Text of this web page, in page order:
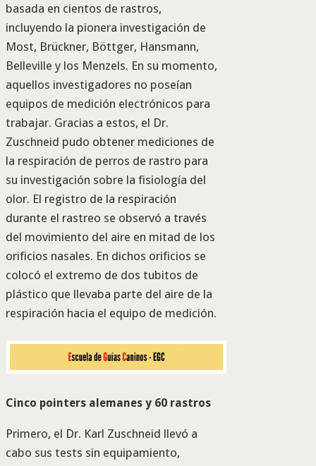
basada en cientos de rastros,
incluyendo la pionera investigación de
Most, Brückner, Böttger, Hansmann,
Belleville y los Menzels. En su momento,
aquellos investigadores no poseían
equipos de medición electrónicos para
trabajar. Gracias a estos, el Dr.
Zuschneid pudo obtener mediciones de
la respiración de perros de rastro para
su investigación sobre la fisiología del
olor. El registro de la respiración
durante el rastreo se observó a través
del movimiento del aire en mitad de los
orificios nasales. En dichos orificios se
colocó el extremo de dos tubitos de
plástico que llevaba parte del aire de la
respiración hacia el equipo de medición.
Cinco pointers alemanes y 60 rastros
Primero, el Dr. Karl Zuschneid llevó a
cabo sus tests sin equipamiento,